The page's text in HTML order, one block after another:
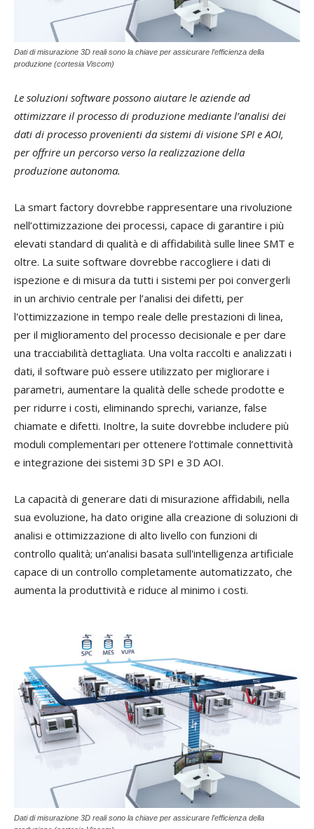
Dati di misurazione 3D reali sono la chiave per assicurare l’efficienza della
produzione (cortesia Viscom)
Le soluzioni software possono aiutare le aziende ad
ottimizzare il processo di produzione mediante l’analisi dei
dati di processo provenienti da sistemi di visione SPI e AOI,
per offrire un percorso verso la realizzazione della
produzione autonoma.
La smart factory dovrebbe rappresentare una rivoluzione
nell’ottimizzazione dei processi, capace di garantire i più
elevati standard di qualità e di affidabilità sulle linee SMT e
oltre. La suite software dovrebbe raccogliere i dati di
ispezione e di misura da tutti i sistemi per poi convergerli
in un archivio centrale per l’analisi dei difetti, per
l'ottimizzazione in tempo reale delle prestazioni di linea,
per il miglioramento del processo decisionale e per dare
una tracciabilità dettagliata. Una volta raccolti e analizzati i
dati, il software può essere utilizzato per migliorare i
parametri, aumentare la qualità delle schede prodotte e
per ridurre i costi, eliminando sprechi, varianze, false
chiamate e difetti. Inoltre, la suite dovrebbe includere più
moduli complementari per ottenere l’ottimale connettività
e integrazione dei sistemi 3D SPI e 3D AOI.
La capacità di generare dati di misurazione affidabili, nella
sua evoluzione, ha dato origine alla creazione di soluzioni di
analisi e ottimizzazione di alto livello con funzioni di
controllo qualità; un’analisi basata sull'intelligenza artificiale
capace di un controllo completamente automatizzato, che
aumenta la produttività e riduce al minimo i costi.
Dati di misurazione 3D reali sono la chiave per assicurare l’efficienza della